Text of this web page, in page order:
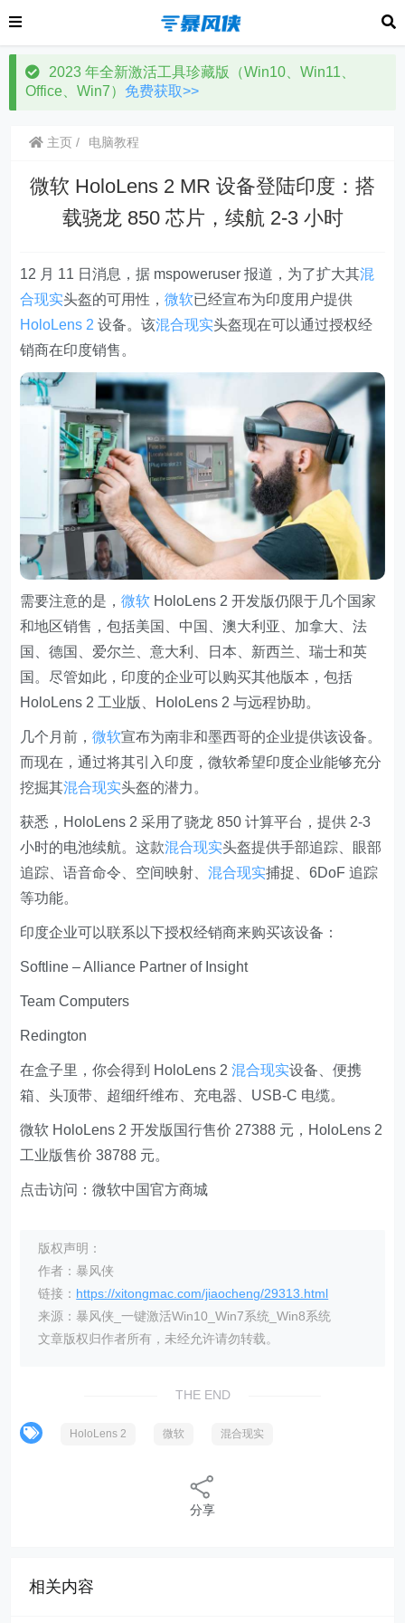
2023 年全新激活工具珍藏版（Win10、Win11、
Office、Win7） 免费获取>>
主页 电脑教程
微软 HoloLens 2 MR 设备登陆印度：搭
载骁龙 850 芯片，续航 2-3 小时
12 月 11 日消息，据 mspoweruser 报道，为了扩大其混
合现实头盔的可用性，微软已经宣布为印度用户提供
HoloLens 2 设备。该混合现实头盔现在可以通过授权经
销商在印度销售。
需要注意的是，微软 HoloLens 2 开发版仍限于几个国家
和地区销售，包括美国、中国、澳大利亚、加拿大、法
国、德国、爱尔兰、意大利、日本、新西兰、瑞士和英
国。尽管如此，印度的企业可以购买其他版本，包括
HoloLens 2 工业版、HoloLens 2 与远程协助。
几个月前，微软宣布为南非和墨西哥的企业提供该设备。
而现在，通过将其引入印度，微软希望印度企业能够充分
挖掘其混合现实头盔的潜力。
获悉，HoloLens 2 采用了骁龙 850 计算平台，提供 2-3
小时的电池续航。这款混合现实头盔提供手部追踪、眼部
追踪、语音命令、空间映射、混合现实捕捉、6DoF 追踪
等功能。
印度企业可以联系以下授权经销商来购买该设备：
Softline – Alliance Partner of Insight
Team Computers
Redington
在盒子里，你会得到 HoloLens 2混合现实设备、便携
箱、头顶带、超细纤维布、充电器、USB-C 电缆。
微软 HoloLens 2 开发版国行售价 27388 元，HoloLens 2
工业版售价 38788 元。
点击访问：微软中国官方商城
版权声明：
作者：暴风侠
链接： https://xitongmac.com/jiaocheng/29313.html
来源：暴风侠_一键激活Win10_Win7系统_Win8系统
文章版权归作者所有，未经允许请勿转载。
THE END
HoloLens 2 微软 混合现实
分享
相关内容